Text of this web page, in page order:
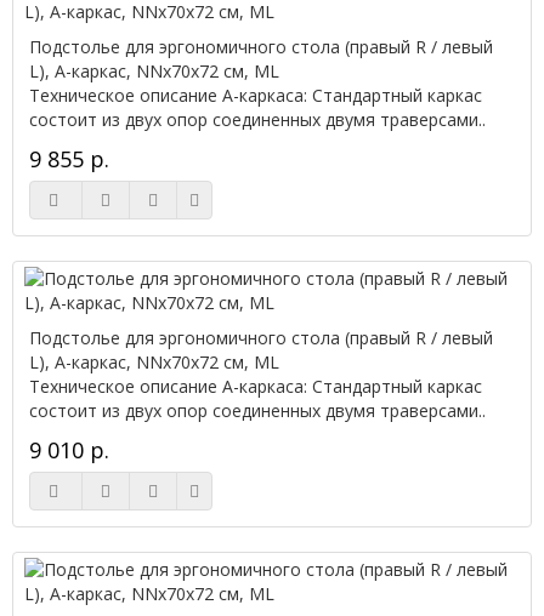
Подстолье для эргономичного стола (правый R / левый
L), А-каркас, NNx70х72 см, ML
Техническое описание А-каркаса: Стандартный каркас
состоит из двух опор соединенных двумя траверсами..
9 855 р.
Подстолье для эргономичного стола (правый R / левый
L), А-каркас, NNx70х72 см, ML
Техническое описание А-каркаса: Стандартный каркас
состоит из двух опор соединенных двумя траверсами..
9 010 р.